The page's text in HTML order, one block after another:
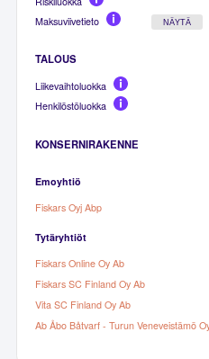
Maksuviivetieto
NÄYTÄ
TALOUS
Liikevaihtoluokka
Henkilöstöluokka
KONSERNIRAKENNE
Emoyhtiö
Fiskars Oyj Abp
Tytäryhtiöt
Fiskars Online Oy Ab
Fiskars SC Finland Oy Ab
Vita SC Finland Oy Ab
Ab Åbo Båtvarf - Turun Veneveistämö